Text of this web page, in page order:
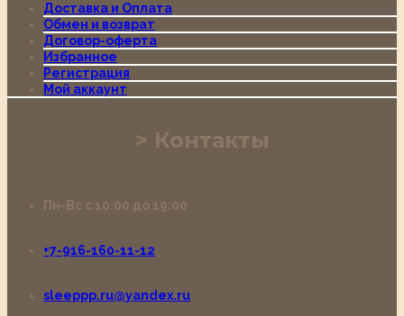
Доставка и Оплата
Обмен и возврат
Договор-оферта
Избранное
Регистрация
Мой аккаунт
Контакты
Пн-Вс с 10:00 до 19:00
+7-916-160-11-12
sleeppp.ru@yandex.ru